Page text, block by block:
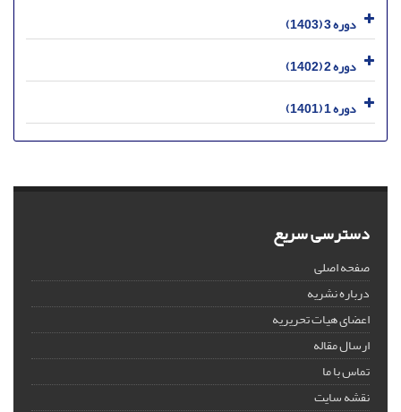
دوره 3 (1403)
دوره 2 (1402)
دوره 1 (1401)
دسترسی سریع
صفحه اصلی
درباره نشریه
اعضای هیات تحریریه
ارسال مقاله
تماس با ما
نقشه سایت